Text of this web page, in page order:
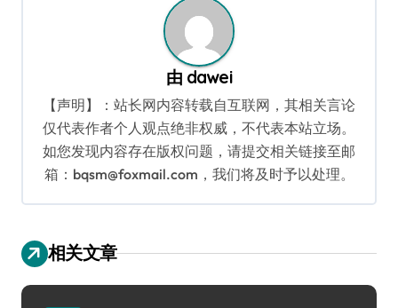
由 dawei
【声明】：站长网内容转载自互联网，其相关言论
仅代表作者个人观点绝非权威，不代表本站立场。
如您发现内容存在版权问题，请提交相关链接至邮
箱：bqsm@foxmail.com，我们将及时予以处理。
相关文章